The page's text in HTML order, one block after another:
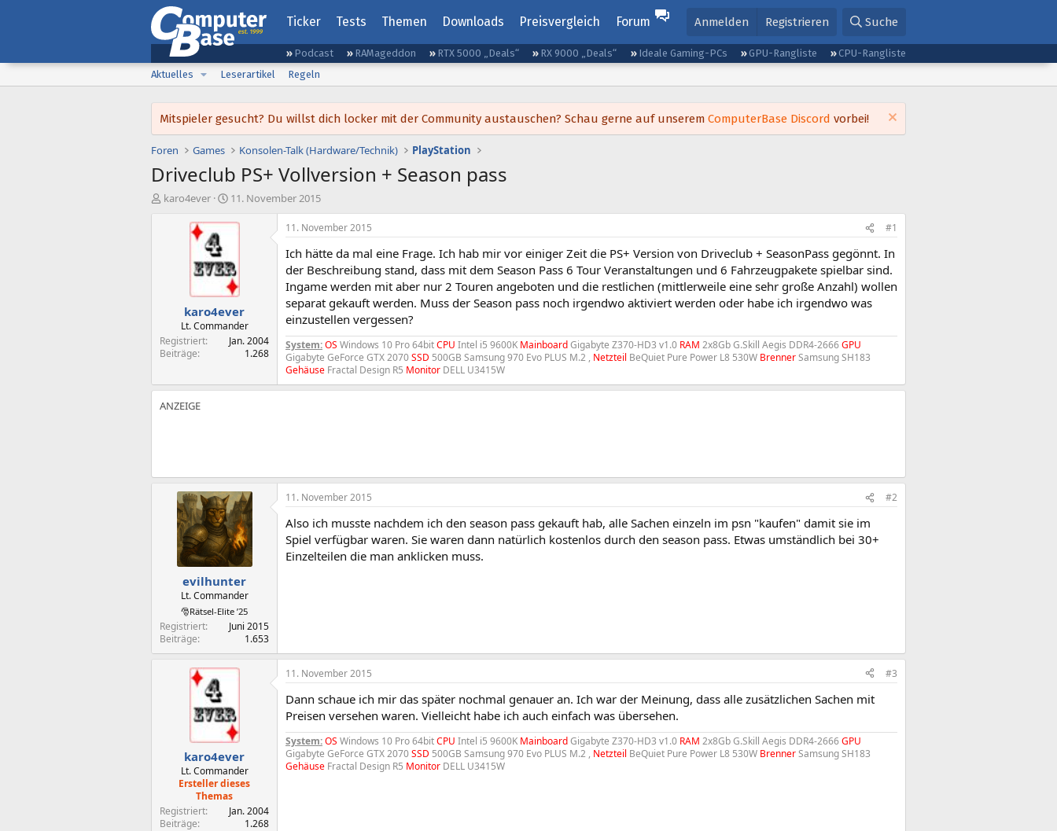
Ticker Tests Themen Downloads Preisvergleich Forum Anmelden Registrieren Suche
Podcast RAMageddon RTX 5000 „Deals“ RX 9000 „Deals“ Ideale Gaming-PCs GPU-Rangliste
CPU-Rangliste
Aktuelles
Leserartikel Regeln
Mitspieler gesucht? Du willst dich locker mit der Community austauschen? Schau gerne auf unserem ComputerBase Discord vorbei!
Foren Games Konsolen-Talk (Hardware/Technik) PlayStation
Driveclub PS+ Vollversion + Season pass
E
karo4ever
E
s
l
l
t
a
m
11. November 2015
karo4ever
Lt. Commander
Registriert
Jan. 2004
Beiträge
1.268
11. November 2015 #1
Ich hätte da mal eine Frage. Ich hab mir vor einiger Zeit die PS+ Version von Driveclub + SeasonPass gegönnt. In
der Beschreibung stand, dass mit dem Season Pass 6 Tour Veranstaltungen und 6 Fahrzeugpakete spielbar sind.
Ingame werden mit aber nur 2 Touren angeboten und die restlichen (mittlerweile eine sehr große Anzahl) wollen
separat gekauft werden. Muss der Season pass noch irgendwo aktiviert werden oder habe ich irgendwo was
einzustellen vergessen?
System:OS Windows 10 Pro 64bitCPU Intel i5 9600K MainboardGigabyte Z370-HD3 v1.0 RAM 2x8Gb G.Skill Aegis DDR4-2666GPU
Gigabyte GeForce GTX 2070SSD 500GB Samsung 970 Evo PLUS M.2 , Netzteil BeQuiet Pure Power L8 530W BrennerSamsung SH183
Gehäuse Fractal Design R5 Monitor DELL U3415W
evilhunter
Lt. Commander
🎅Rätsel-Elite ’25
Registriert
Juni 2015
Beiträge
1.653
11. November 2015 #2
Also ich musste nachdem ich den season pass gekauft hab, alle Sachen einzeln im psn "kaufen" damit sie im
Spiel verfügbar waren. Sie waren dann natürlich kostenlos durch den season pass. Etwas umständlich bei 30+
Einzelteilen die man anklicken muss.
karo4ever
Lt. Commander
Ersteller dieses
Themas
Registriert
Jan. 2004
Beiträge
1.268
11. November 2015 #3
Dann schaue ich mir das später nochmal genauer an. Ich war der Meinung, dass alle zusätzlichen Sachen mit
Preisen versehen waren. Vielleicht habe ich auch einfach was übersehen.
System:OS Windows 10 Pro 64bitCPU Intel i5 9600K MainboardGigabyte Z370-HD3 v1.0 RAM 2x8Gb G.Skill Aegis DDR4-2666GPU
Gigabyte GeForce GTX 2070SSD 500GB Samsung 970 Evo PLUS M.2 , Netzteil BeQuiet Pure Power L8 530W BrennerSamsung SH183
Gehäuse Fractal Design R5 Monitor DELL U3415W